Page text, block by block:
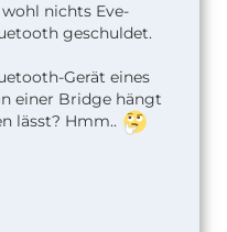
nichts Eve-
geschuldet.
Gerät eines
einer Bridge hängt
lässt? Hmm..